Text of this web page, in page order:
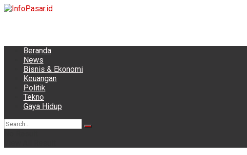
Beranda
News
Bisnis & Ekonomi
Keuangan
Politik
Tekno
Gaya Hidup